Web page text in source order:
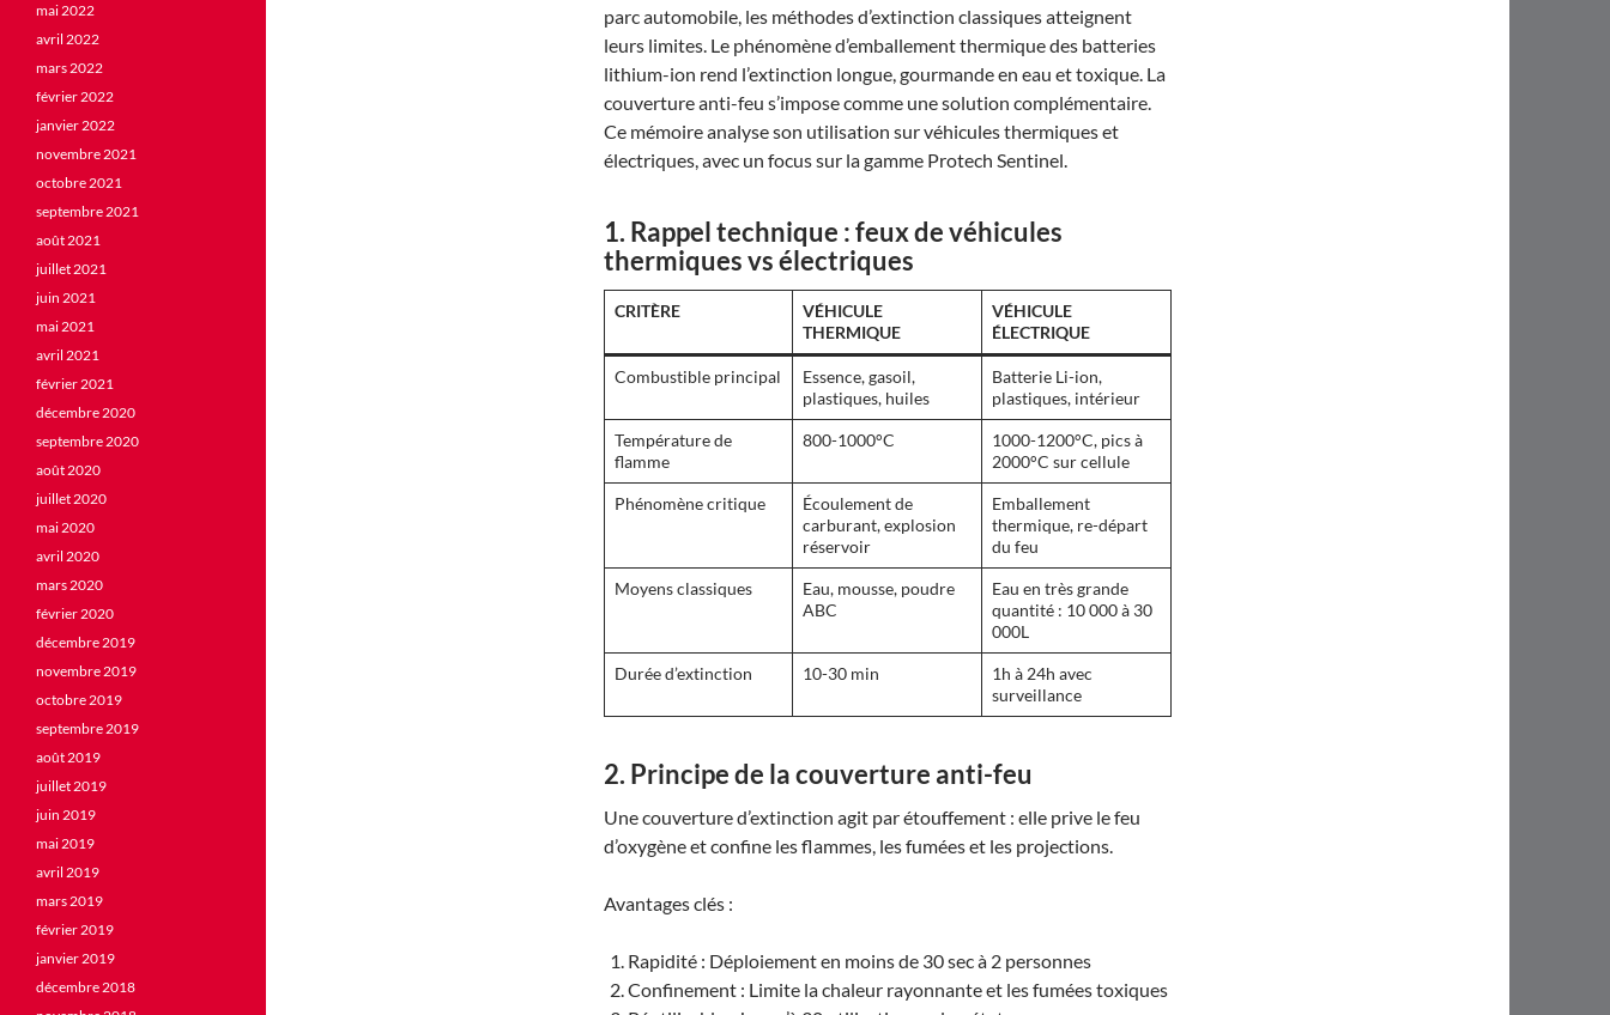
parc automobile, les méthodes d’extinction classiques atteignent
leurs limites. Le phénomène d’emballement thermique des batteries
lithium-ion rend l’extinction longue, gourmande en eau et toxique. La
couverture anti-feu s’impose comme une solution complémentaire.
Ce mémoire analyse son utilisation sur véhicules thermiques et
électriques, avec un focus sur la gamme Protech Sentinel.
1. Rappel technique : feux de véhicules
thermiques vs électriques
CRITÈRE
VÉHICULE
THERMIQUE
VÉHICULE
ÉLECTRIQUE
Combustible principal
Essence, gasoil,
plastiques, huiles
Batterie Li-ion,
plastiques, intérieur
Température de
flamme
800-1000°C
1000-1200°C, pics à
2000°C sur cellule
Phénomène critique
Écoulement de
carburant, explosion
réservoir
Emballement
thermique, re-départ
du feu
Moyens classiques
Eau, mousse, poudre
ABC
Eau en très grande
quantité : 10 000 à 30
000L
Durée d’extinction 10-30 min
1h à 24h avec
surveillance
2. Principe de la couverture anti-feu
Une couverture d’extinction agit par étouffement : elle prive le feu
d’oxygène et confine les flammes, les fumées et les projections.
Avantages clés :
Rapidité : Déploiement en moins de 30 sec à 2 personnes
Confinement : Limite la chaleur rayonnante et les fumées toxiques
mai 2022
avril 2022
mars 2022
février 2022
janvier 2022
novembre 2021
octobre 2021
septembre 2021
août 2021
juillet 2021
juin 2021
mai 2021
avril 2021
février 2021
décembre 2020
septembre 2020
août 2020
juillet 2020
mai 2020
avril 2020
mars 2020
février 2020
décembre 2019
novembre 2019
octobre 2019
septembre 2019
août 2019
juillet 2019
juin 2019
mai 2019
avril 2019
mars 2019
février 2019
janvier 2019
décembre 2018